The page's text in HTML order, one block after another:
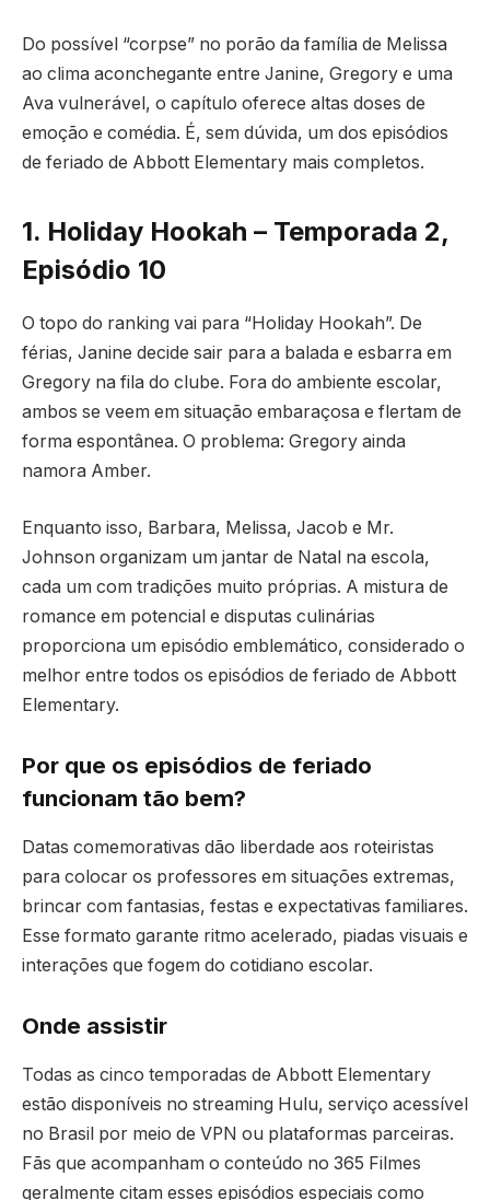
Do possível “corpse” no porão da família de Melissa
ao clima aconchegante entre Janine, Gregory e uma
Ava vulnerável, o capítulo oferece altas doses de
emoção e comédia. É, sem dúvida, um dos episódios
de feriado de Abbott Elementary mais completos.
1. Holiday Hookah – Temporada 2,
Episódio 10
O topo do ranking vai para “Holiday Hookah”. De
férias, Janine decide sair para a balada e esbarra em
Gregory na fila do clube. Fora do ambiente escolar,
ambos se veem em situação embaraçosa e flertam de
forma espontânea. O problema: Gregory ainda
namora Amber.
Enquanto isso, Barbara, Melissa, Jacob e Mr.
Johnson organizam um jantar de Natal na escola,
cada um com tradições muito próprias. A mistura de
romance em potencial e disputas culinárias
proporciona um episódio emblemático, considerado o
melhor entre todos os episódios de feriado de Abbott
Elementary.
Por que os episódios de feriado
funcionam tão bem?
Datas comemorativas dão liberdade aos roteiristas
para colocar os professores em situações extremas,
brincar com fantasias, festas e expectativas familiares.
Esse formato garante ritmo acelerado, piadas visuais e
interações que fogem do cotidiano escolar.
Onde assistir
Todas as cinco temporadas de Abbott Elementary
estão disponíveis no streaming Hulu, serviço acessível
no Brasil por meio de VPN ou plataformas parceiras.
Fãs que acompanham o conteúdo no 365 Filmes
geralmente citam esses episódios especiais como